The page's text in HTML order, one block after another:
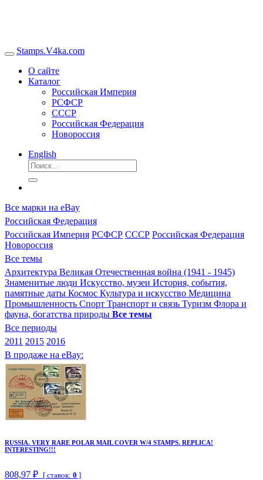
Stamps.V4ka.com
О сайте
Каталог
Российская Империя
РСФСР
СССР
Российская Федерация
Новороссия
English
Все марки на eBay
Российская Федерация
Российская Империя РСФСР СССР Российская Федерация
Новороссия
Все темы
Архитектура Великая Отечественная война (1941 - 1945)
Знаменитые люди Искусство, музеи История, события,
памятные даты Космос Культура и искусство Медицина
Промышленность Спорт Транспорт и связь Туризм Флора и
фауна, богатства природы Все темы
Все периоды
2011 2015 2016
В продаже на eBay:
RUSSIA. VERY RARE POLAR MAIL COVER W/4 STAMPS. REPLICA!
INTERESTING!!!
808,97 ₽ [ ставок: 0 ]